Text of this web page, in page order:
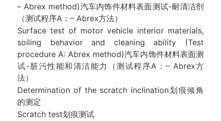
– Abrex method)汽车内饰件材料表面测试-耐清洁剂
（测试程序A：– Abrex方法）
Surface test of motor vehicle interior materials,
soiling behavior and cleaning ability (Test
procedure A: Abrex method)汽车内饰件材料表面测
试-脏污性能和清洁能力（测试程序A：– Abrex方
法）
Determination of the scratch inclination划痕倾角
的测定
Scratch test划痕测试